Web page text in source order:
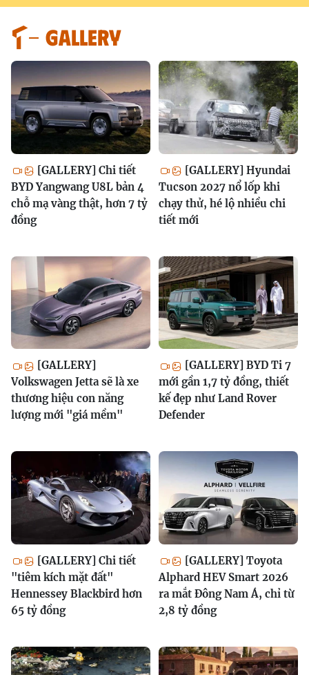
GALLERY
[GALLERY] Chi tiết
BYD Yangwang U8L bản 4
chỗ mạ vàng thật, hơn 7 tỷ
đồng
[GALLERY] Hyundai
Tucson 2027 nổ lốp khi
chạy thử, hé lộ nhiều chi
tiết mới
[GALLERY]
Volkswagen Jetta sẽ là xe
thương hiệu con năng
lượng mới "giá mềm"
[GALLERY] BYD Ti 7
mới gần 1,7 tỷ đồng, thiết
kế đẹp như Land Rover
Defender
[GALLERY] Chi tiết
"tiêm kích mặt đất"
Hennessey Blackbird hơn
65 tỷ đồng
[GALLERY] Toyota
Alphard HEV Smart 2026
ra mắt Đông Nam Á, chỉ từ
2,8 tỷ đồng